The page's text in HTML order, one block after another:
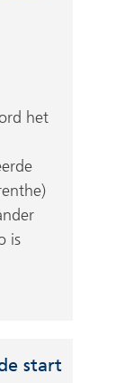
het
is
start